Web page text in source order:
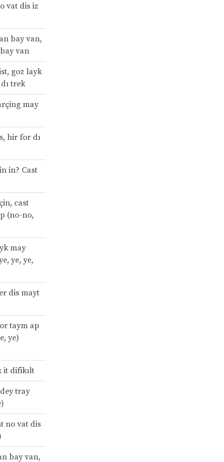
vat dis iz
bay van,
van
goz layk
trek
may
hir for dı
in? Cast
cast
(no-no,
may
ye, ye,
dis mayt
taym ap
ye)
it difikılt
tray
no vat dis
bay van,